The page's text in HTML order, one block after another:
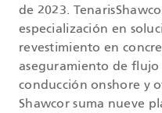
de 2023.
especialización en
revestimiento en
aseguramiento de flujo
conducción onshore y
Shawcor suma nueve